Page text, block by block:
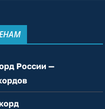
России —